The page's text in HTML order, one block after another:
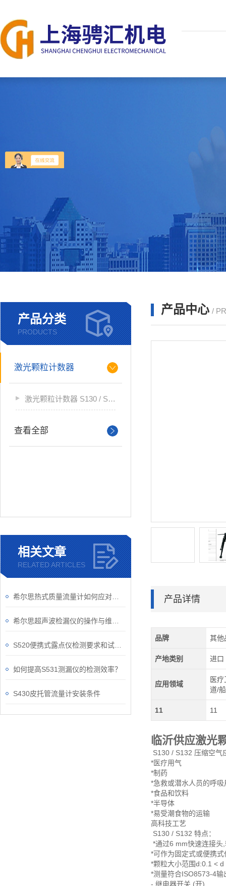
产品分类
PRODUCTS
激光颗粒计数器
激光颗粒计数器 S130 / S132
查看全部
相关文章
RELATED ARTICLES
如何提高S531测漏仪的检测效率？
S430皮托管流量计安装条件
产品中心 /
产品详情
品牌 其他
产地类别 进口
应用领域
医
道/
11 11
临沂供应激光
S130 / S132 压缩空气
*医疗用气
*制药
*急救或潜水人员的呼吸
*食品和饮料
*半导体
*易受潮食物的运输
高科技工艺
S130 / S132 特点：
*通过6 mm快速连接头
*可作为固定式或便携式
*颗粒大小范围d:0.1 <
*测量符合ISO8573-4
- 继电器开关 (开)